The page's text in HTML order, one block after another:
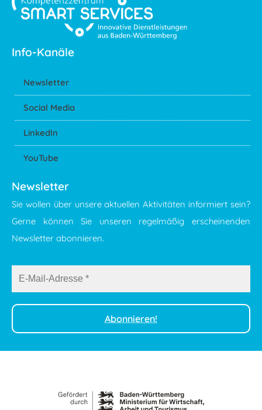
Info-Kanäle
Newsletter
Social Media
LinkedIn
YouTube
Newsletter
Sie wollen über unsere aktuellen Aktivitäten informiert sein?
Gerne können Sie unseren regelmäßig erscheinenden
Newsletter abonnieren.